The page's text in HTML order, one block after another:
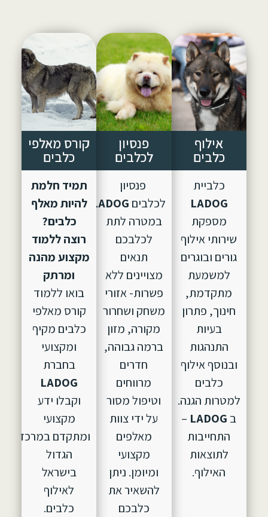
אילוף
כלבים
כלביית
LADOG
מספקת
שירותי אילוף
גורים ובוגרים
למשמעת
מתקדמת,
חינוך, פתרון
בעיות
התנהגות
ובנוסף אילוף
כלבים
למטרות הגנה.
ב LADOG
–
התחייבות
לתוצאות
האילוף.
פנסיון
לכלבים
פנסיון
לכלבים LADOG, הוקם
במטרה לתת
לכלבכם
תנאים
מצויינים ללא
פשרות- אזורי
משחק ושחרור
מקורה, מזון
ברמה גבוהה,
חדרים
מרווחים
וטיפול מסור
על ידי צוות
מאלפים
מקצועי
ומיומן. ניתן
להשאיר את
כלבכם
קורס מאלפי
כלבים
תמיד חלמת
להיות מאלף
כלבים?
רוצה ללמוד
מקצוע מהנה
ומרתק
בואו ללמוד
קורס מאלפי
כלבים מקיף
ומקצועי
בחברת
LADOG
וקבלו ידע
מקצועי
ומתקדם במרכז
הגדול
בישראל
לאילוף
כלבים.